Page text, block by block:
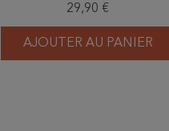
29,90 €
AJOUTER AU PANIER